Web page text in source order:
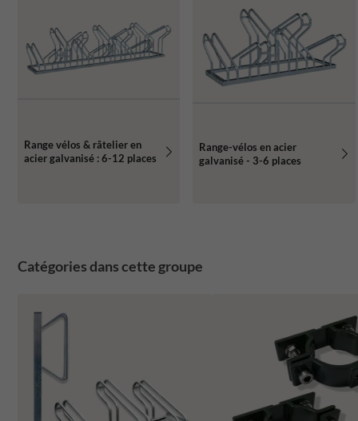
Range vélos & râtelier en
acier galvanisé : 6-12 places
Range-vélos en acier
galvanisé - 3-6 places
Catégories dans cette groupe